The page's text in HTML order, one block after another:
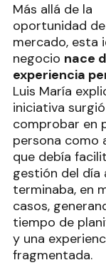
Más allá de la
oportunidad de
mercado, esta
negocio nace
experiencia
Luis María
iniciativa
comprobar en
persona como
que debía
gestión del día
terminaba, en
casos,
tiempo de
y una
fragmentada.